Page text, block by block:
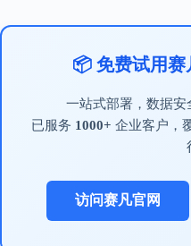
📦 免费试用
一站式部署，数据
已服务 1000+ 企业客户，
访问赛凡官网